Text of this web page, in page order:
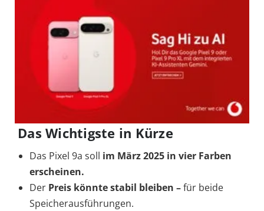
Das Wichtigste in Kürze
Das Pixel 9a soll im März 2025 in vier Farben
erscheinen.
Der Preis könnte stabil bleiben –für beide
Speicherausführungen.